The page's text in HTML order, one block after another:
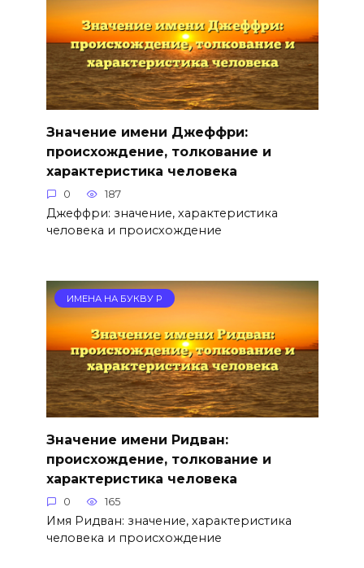
Значение имени Джеффри:
происхождение, толкование и
характеристика человека
0 187
Джеффри: значение, характеристика
человека и происхождение
ИМЕНА НА БУКВУ Р
Значение имени Ридван:
происхождение, толкование и
характеристика человека
0 165
Имя Ридван: значение, характеристика
человека и происхождение